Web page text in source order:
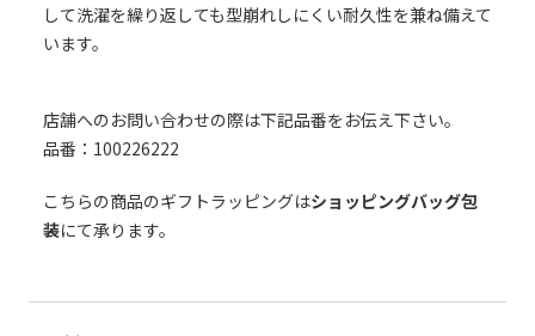
して洗濯を繰り返しても型崩れしにくい耐久性を兼ね備えて
います。
店舗へのお問い合わせの際は下記品番をお伝え下さい。
品番：100226222
こちらの商品のギフトラッピングはショッピングバッグ包
装にて承ります。